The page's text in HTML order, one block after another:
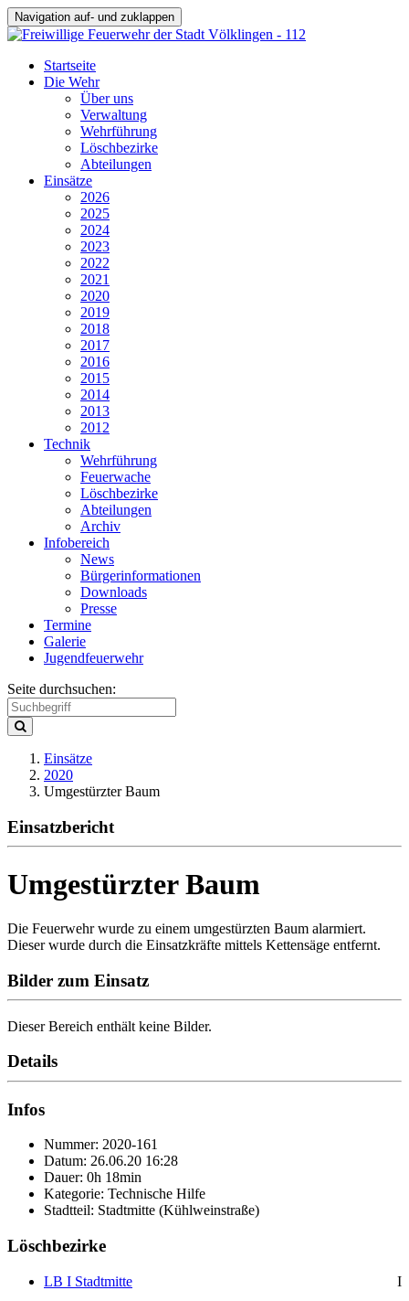
Navigation auf- und zuklappen
Startseite
Die Wehr
Über uns
Verwaltung
Wehrführung
Löschbezirke
Abteilungen
Einsätze
2026
2025
2024
2023
2022
2021
2020
2019
2018
2017
2016
2015
2014
2013
2012
Technik
Wehrführung
Feuerwache
Löschbezirke
Abteilungen
Archiv
Infobereich
News
Bürgerinformationen
Downloads
Presse
Termine
Galerie
Jugendfeuerwehr
Seite durchsuchen:
Einsätze
2020
Umgestürzter Baum
Einsatzbericht
Umgestürzter Baum
Die Feuerwehr wurde zu einem umgestürzten Baum alarmiert.
Dieser wurde durch die Einsatzkräfte mittels Kettensäge entfernt.
Bilder zum Einsatz
Dieser Bereich enthält keine Bilder.
Details
Infos
Nummer: 2020-161
Datum: 26.06.20 16:28
Dauer: 0h 18min
Kategorie: Technische Hilfe
Stadtteil: Stadtmitte (Kühlweinstraße)
Löschbezirke
LB I Stadtmitte I